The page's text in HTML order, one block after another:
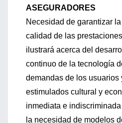
ASEGURADORES
Necesidad de garantizar
calidad de las
ilustrará acerca del
continuo de la tecnología
demandas de los usuarios
estimulados cultural y
inmediata e
la necesidad de modelos